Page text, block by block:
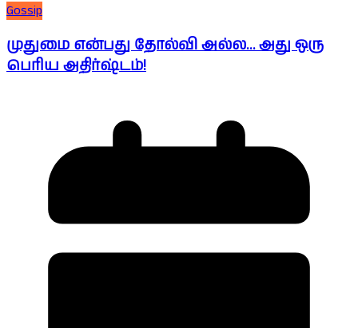
Gossip
முதுமை என்பது தோல்வி அல்ல… அது ஒரு
பெரிய அதிர்ஷ்டம்!